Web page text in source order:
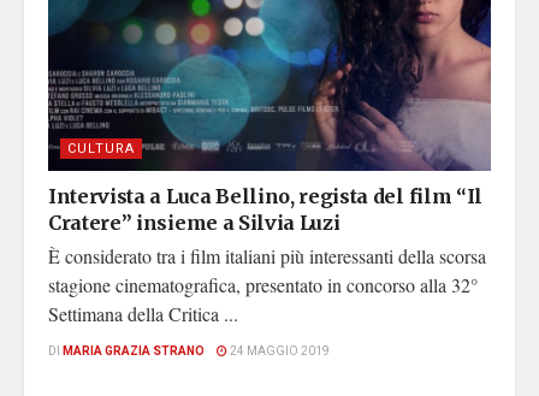
CULTURA
Intervista a Luca Bellino, regista del film “Il
Cratere” insieme a Silvia Luzi
È considerato tra i film italiani più interessanti della scorsa
stagione cinematografica, presentato in concorso alla 32°
Settimana della Critica ...
DI MARIA GRAZIA STRANO 24 MAGGIO 2019